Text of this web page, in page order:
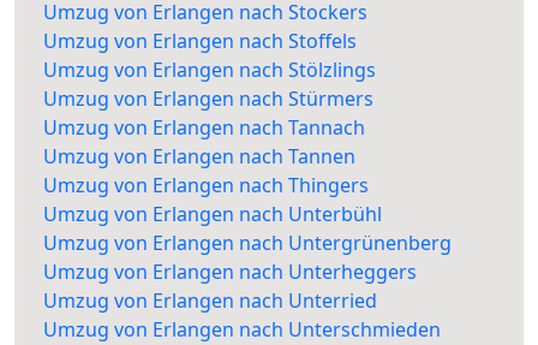
Umzug von Erlangen nach Stockers
Umzug von Erlangen nach Stoffels
Umzug von Erlangen nach Stölzlings
Umzug von Erlangen nach Stürmers
Umzug von Erlangen nach Tannach
Umzug von Erlangen nach Tannen
Umzug von Erlangen nach Thingers
Umzug von Erlangen nach Unterbühl
Umzug von Erlangen nach Untergrünenberg
Umzug von Erlangen nach Unterheggers
Umzug von Erlangen nach Unterried
Umzug von Erlangen nach Unterschmieden